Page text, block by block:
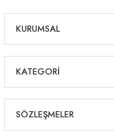
KURUMSAL
KATEGORİ
SÖZLEŞMELER